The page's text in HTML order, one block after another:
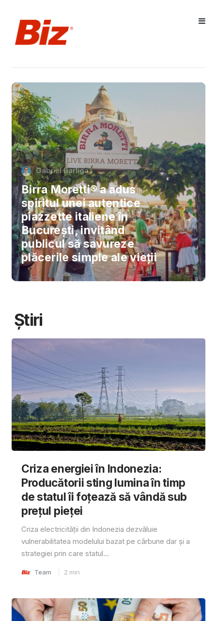
Gabriel Barliga
Birra Moretti® a adus
spiritul unei autentice
piazzette italiene în
București, invitând
publicul să savureze
plăcerile simple ale vieții
Știri
Criza energiei în Indonezia:
Producătorii sting lumina în timp
de statul îi foțează să vândă sub
prețul pieței
Criza electricității din Indonezia dezvăluie
vulnerabilitatea modelului bazat pe cărbune dar și a
strategiei prin care statul...
Team 2 min